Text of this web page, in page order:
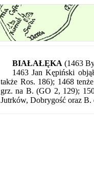
BIAŁAŁĘKA (1463
1463 Jan Kępiński
także Ros. 186); 1468
grz. na B. (GO 2, 129);
Jutrków, Dobrygość oraz